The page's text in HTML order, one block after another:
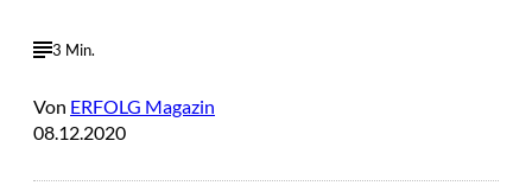
3 Min.
Von ERFOLG Magazin
08.12.2020